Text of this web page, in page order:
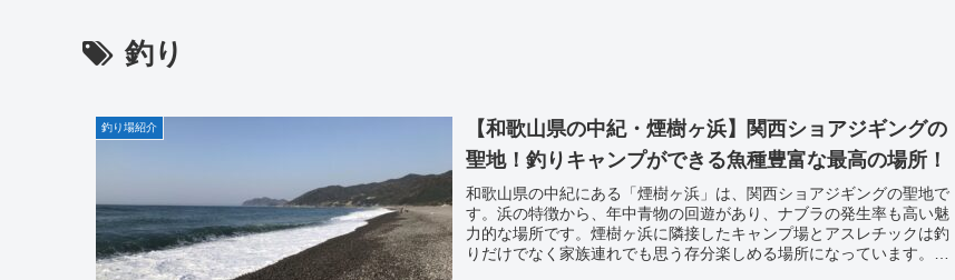
釣り
釣り場紹介
【和歌山県の中紀・煙樹ヶ浜】関西ショアジギングの
聖地！釣りキャンプができる魚種豊富な最高の場所！
和歌山県の中紀にある「煙樹ヶ浜」は、関西ショアジギングの聖地で
す。浜の特徴から、年中青物の回遊があり、ナブラの発生率も高い魅
力的な場所です。煙樹ヶ浜に隣接したキャンプ場とアスレチックは釣
りだけでなく家族連れでも思う存分楽しめる場所になっています。釣